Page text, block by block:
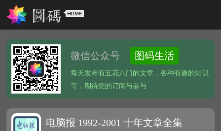
微信公众号 图码生活
每天发布有五花八门的文章，各种有趣的知识
等，期待您的订阅与参与
电脑报 1992-2001 十年文章全集